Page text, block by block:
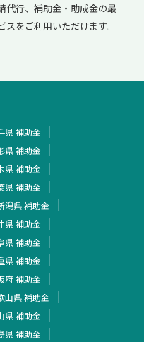
代行、補助金・助成金の最
をご利用いただけます。
県 補助金
県 補助金
県 補助金
県 補助金
潟県 補助金
県 補助金
県 補助金
県 補助金
府 補助金
山県 補助金
県 補助金
県 補助金